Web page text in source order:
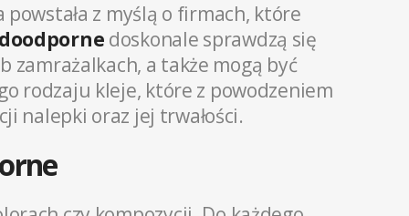
z myślą o firmach, które
doskonale sprawdzą się
zamrażalkach, a także mogą być
rodzaju kleje, które z powodzeniem
nalepki oraz jej trwałości.